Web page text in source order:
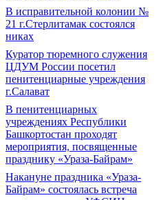
В исправительной колонии №
21 г.Стерлитамак состоялся
никах
Куратор тюремного служения
ЦДУМ России посетил
пенитенциарные учреждения
г.Салават
В пенитенциарных
учреждениях Республики
Башкортостан проходят
мероприятия, посвященные
празднику «Ураза-Байрам»
Накануне праздника «Ураза-
Байрам» состоялась встреча